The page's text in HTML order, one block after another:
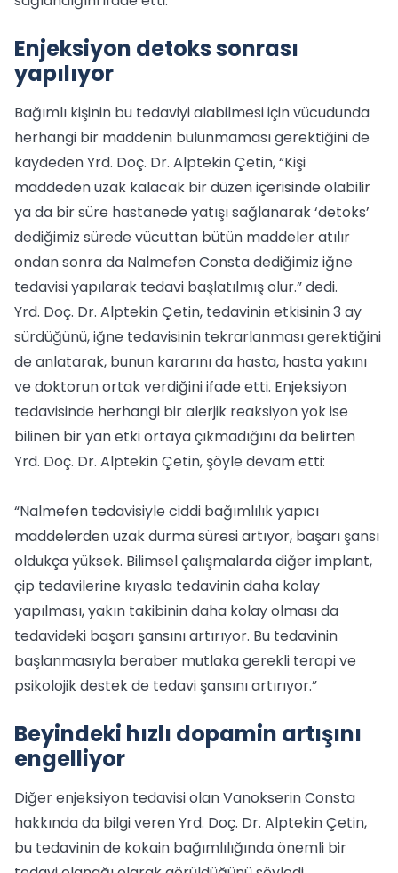
Enjeksiyon detoks sonrası
yapılıyor
Bağımlı kişinin bu tedaviyi alabilmesi için vücudunda
herhangi bir maddenin bulunmaması gerektiğini de
kaydeden Yrd. Doç. Dr. Alptekin Çetin, “Kişi
maddeden uzak kalacak bir düzen içerisinde olabilir
ya da bir süre hastanede yatışı sağlanarak ‘detoks’
dediğimiz sürede vücuttan bütün maddeler atılır
ondan sonra da Nalmefen Consta dediğimiz iğne
tedavisi yapılarak tedavi başlatılmış olur.” dedi.
Yrd. Doç. Dr. Alptekin Çetin, tedavinin etkisinin 3 ay
sürdüğünü, iğne tedavisinin tekrarlanması gerektiğini
de anlatarak, bunun kararını da hasta, hasta yakını
ve doktorun ortak verdiğini ifade etti. Enjeksiyon
tedavisinde herhangi bir alerjik reaksiyon yok ise
bilinen bir yan etki ortaya çıkmadığını da belirten
Yrd. Doç. Dr. Alptekin Çetin, şöyle devam etti:
“Nalmefen tedavisiyle ciddi bağımlılık yapıcı
maddelerden uzak durma süresi artıyor, başarı şansı
oldukça yüksek. Bilimsel çalışmalarda diğer implant,
çip tedavilerine kıyasla tedavinin daha kolay
yapılması, yakın takibinin daha kolay olması da
tedavideki başarı şansını artırıyor. Bu tedavinin
başlanmasıyla beraber mutlaka gerekli terapi ve
psikolojik destek de tedavi şansını artırıyor.”
Beyindeki hızlı dopamin artışını
engelliyor
Diğer enjeksiyon tedavisi olan Vanokserin Consta
hakkında da bilgi veren Yrd. Doç. Dr. Alptekin Çetin,
bu tedavinin de kokain bağımlılığında önemli bir